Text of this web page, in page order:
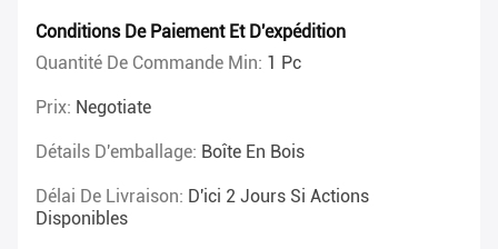
Conditions De Paiement Et D'expédition
Quantité De Commande Min: 1 Pc
Prix: Negotiate
Détails D'emballage: Boîte En Bois
Délai De Livraison: D'ici 2 Jours Si Actions
Disponibles